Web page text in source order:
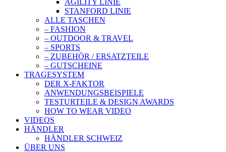
AGILITY LINIE
STANFORD LINIE
ALLE TASCHEN
– FASHION
– OUTDOOR & TRAVEL
– SPORTS
– ZUBEHÖR / ERSATZTEILE
– GUTSCHEINE
TRAGESYSTEM
DER X-FAKTOR
ANWENDUNGSBEISPIELE
TESTURTEILE & DESIGN AWARDS
HOW TO WEAR VIDEO
VIDEOS
HÄNDLER
HÄNDLER SCHWEIZ
ÜBER UNS